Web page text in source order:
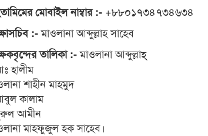
মোবাইল নাম্বার :- +৮৮০১৭৩৪৭৩৪৬৩৪
:-মাওলানা আব্দুল্লাহ সাহেব
তালিকা :-মাওলানা আব্দুল্লাহ্
হালীম
শাহীন মাহমুদ
কালাম
আমীন
মাহফুজুল হক সাহেব।